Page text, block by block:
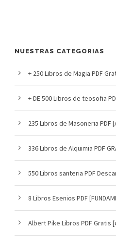
NUESTRAS CATEGORIAS
+ 250 Libros de Magia PDF
+ DE 500 Libros de teosofia
235 Libros de Masoneria PDF
336 Libros de Alquimia PDF
550 Libros santeria PDF
8 Libros Esenios PDF
Albert Pike Libros PDF Gratis